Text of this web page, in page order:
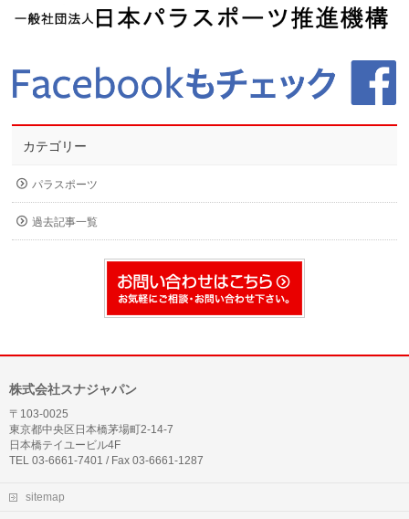
カテゴリー
パラスポーツ
過去記事一覧
株式会社スナジャパン
〒103-0025
東京都中央区日本橋茅場町2-14-7
日本橋テイユービル4F
TEL 03-6661-7401 / Fax 03-6661-1287
sitemap